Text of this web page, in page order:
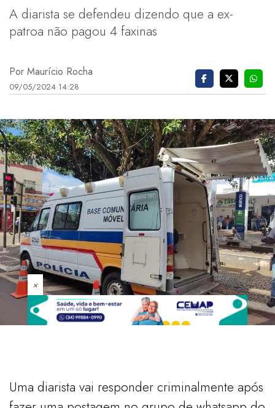
A diarista se defendeu dizendo que a ex-
patroa não pagou 4 faxinas
Por Maurício Rocha
09/05/2024 14:28
×
Uma diarista vai responder criminalmente após